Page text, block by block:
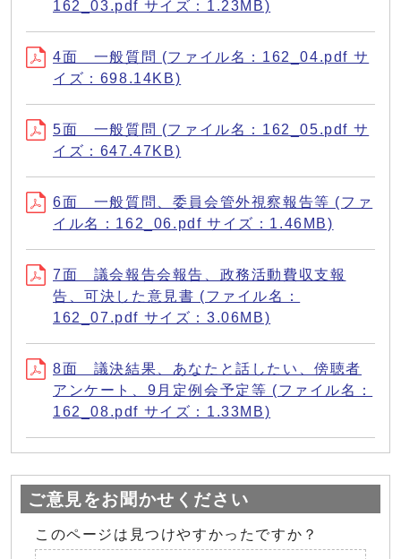
162_03.pdf サイズ：1.23MB)
4面 一般質問 (ファイル名：162_04.pdf サ
イズ：698.14KB)
5面 一般質問 (ファイル名：162_05.pdf サ
イズ：647.47KB)
6面 一般質問、委員会管外視察報告等 (ファ
イル名：162_06.pdf サイズ：1.46MB)
7面 議会報告会報告、政務活動費収支報
告、可決した意見書 (ファイル名：
162_07.pdf サイズ：3.06MB)
8面 議決結果、あなたと話したい、傍聴者
アンケート、9月定例会予定等 (ファイル名：
162_08.pdf サイズ：1.33MB)
ご意見をお聞かせください
このページは見つけやすかったですか？